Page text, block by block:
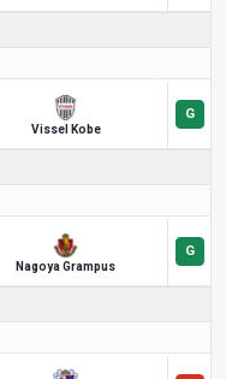
Vissel Kobe
Nagoya Grampus